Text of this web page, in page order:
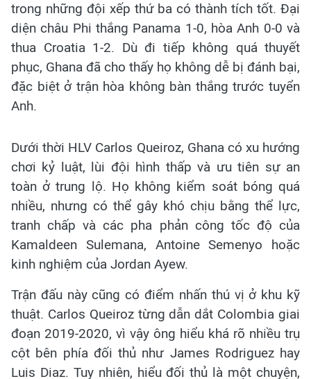
trong những đội xếp thứ ba có thành tích tốt. Đại
diện châu Phi thắng Panama 1-0, hòa Anh 0-0 và
thua Croatia 1-2. Dù đi tiếp không quá thuyết
phục, Ghana đã cho thấy họ không dễ bị đánh bại,
đặc biệt ở trận hòa không bàn thắng trước tuyển
Anh.
Dưới thời HLV Carlos Queiroz, Ghana có xu hướng
chơi kỷ luật, lùi đội hình thấp và ưu tiên sự an
toàn ở trung lộ. Họ không kiểm soát bóng quá
nhiều, nhưng có thể gây khó chịu bằng thể lực,
tranh chấp và các pha phản công tốc độ của
Kamaldeen Sulemana, Antoine Semenyo hoặc
kinh nghiệm của Jordan Ayew.
Trận đấu này cũng có điểm nhấn thú vị ở khu kỹ
thuật. Carlos Queiroz từng dẫn dắt Colombia giai
đoạn 2019-2020, vì vậy ông hiểu khá rõ nhiều trụ
cột bên phía đối thủ như James Rodriguez hay
Luis Diaz. Tuy nhiên, hiểu đối thủ là một chuyện,